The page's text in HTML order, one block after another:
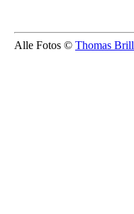
Alle Fotos © Thomas